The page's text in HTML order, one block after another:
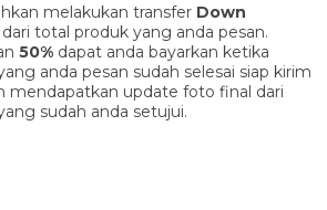
melakukan transfer Down
dari total produk yang anda pesan.
50% dapat anda bayarkan ketika
anda pesan sudah selesai siap kirim
mendapatkan update foto final dari
sudah anda setujui.